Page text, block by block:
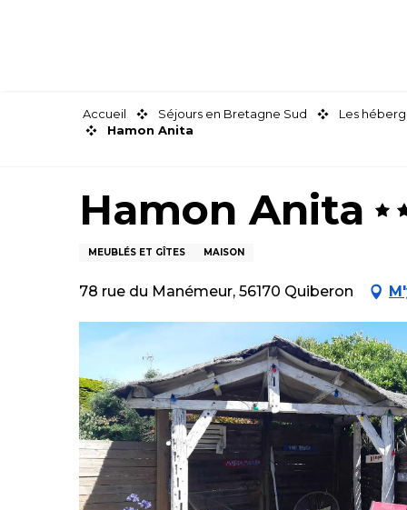
Accueil Séjours en Bretagne Sud Les
Hamon Anita
Hamon Anita
MEUBLÉS ET GÎTES MAISON
78 rue du Manémeur, 56170 Quiberon